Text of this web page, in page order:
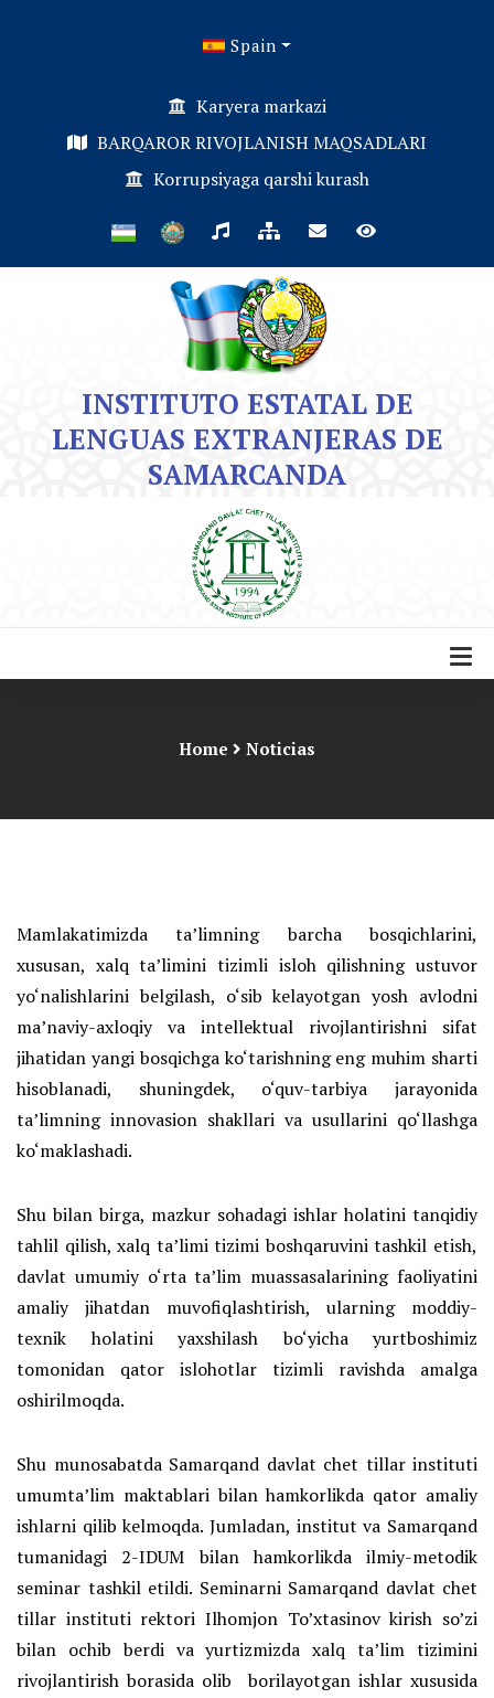
Spain
Karyera markazi
BARQAROR RIVOJLANISH MAQSADLARI
Korrupsiyaga qarshi kurash
INSTITUTO ESTATAL DE
LENGUAS EXTRANJERAS DE
SAMARCANDA
Home Noticias
Mamlakatimizda ta’limning barcha bosqichlarini,
xususan, xalq ta’limini tizimli isloh qilishning ustuvor
yo‘nalishlarini belgilash, o‘sib kelayotgan yosh avlodni
ma’naviy-axloqiy va intellektual rivojlantirishni sifat
jihatidan yangi bosqichga ko‘tarishning eng muhim sharti
hisoblanadi, shuningdek, o‘quv-tarbiya jarayonida
ta’limning innovasion shakllari va usullarini qo‘llashga
ko‘maklashadi.
Shu bilan birga, mazkur sohadagi ishlar holatini tanqidiy
tahlil qilish, xalq ta’limi tizimi boshqaruvini tashkil etish,
davlat umumiy o‘rta ta’lim muassasalarining faoliyatini
amaliy jihatdan muvofiqlashtirish, ularning moddiy-
texnik holatini yaxshilash bo‘yicha yurtboshimiz
tomonidan qator islohotlar tizimli ravishda amalga
oshirilmoqda.
Shu munosabatda Samarqand davlat chet tillar instituti
umumta’lim maktablari bilan hamkorlikda qator amaliy
ishlarni qilib kelmoqda. Jumladan, institut va Samarqand
tumanidagi 2-IDUM bilan hamkorlikda ilmiy-metodik
seminar tashkil etildi. Seminarni Samarqand davlat chet
tillar instituti rektori Ilhomjon To’xtasinov kirish so’zi
bilan ochib berdi va yurtizmizda xalq ta’lim tizimini
rivojlantirish borasida olib borilayotgan ishlar xususida